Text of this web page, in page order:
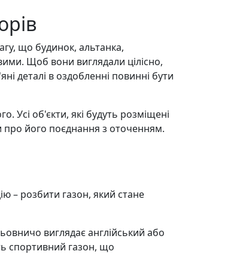
що будинок, альтанка,
Щоб вони виглядали цілісно,
деталі в оздобленні повинні бути
Усі об'єкти, які будуть розміщені
про його поєднання з оточенням.
– розбити газон, який стане
виглядає англійський або
спортивний газон, що